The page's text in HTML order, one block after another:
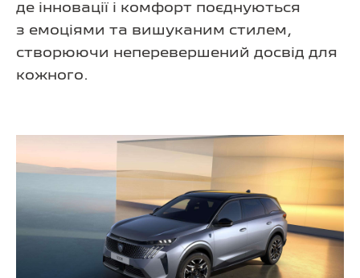
де інновації і комфорт поєднуються
з емоціями та вишуканим стилем,
створюючи неперевершений досвід для
кожного.